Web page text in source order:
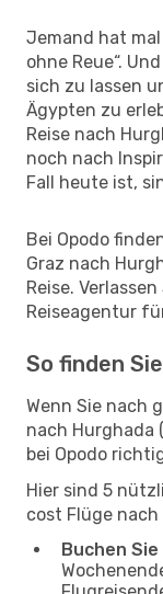
Jemand hat mal
ohne Reue“.
sich zu lassen
Ägypten zu
Reise nach
noch nach
Fall heute ist,
Bei Opodo
Graz nach
Reise.
Reiseagentur
So finden
Wenn Sie nach
nach Hurghada
bei Opodo
Hier sind 5
cost Flüge
Buchen